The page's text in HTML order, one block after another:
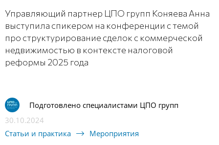
Управляющий партнер ЦПО групп Коняева Анна
выступила спикером на конференции с темой
про структурирование сделок с коммерческой
недвижимостью в контексте налоговой
реформы 2025 года
Подготовлено специалистами ЦПО групп
30.10.2024
Статьи и практика
Мероприятия